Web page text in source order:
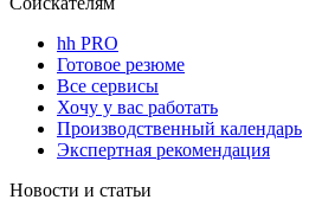
hh PRO
Готовое резюме
Все сервисы
Хочу у вас работать
Производственный календарь
Экспертная рекомендация
Новости и статьи